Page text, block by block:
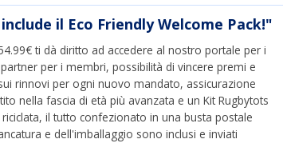
il Eco Friendly Welcome Pack!"
ti dà diritto ad accedere al nostro portale per i
per i membri, possibilità di vincere premi e
rinnovi per ogni nuovo mandato, assicurazione
nella fascia di età più avanzata e un Kit Rugbytots
il tutto confezionato in una busta postale
e dell'imballaggio sono inclusi e inviati